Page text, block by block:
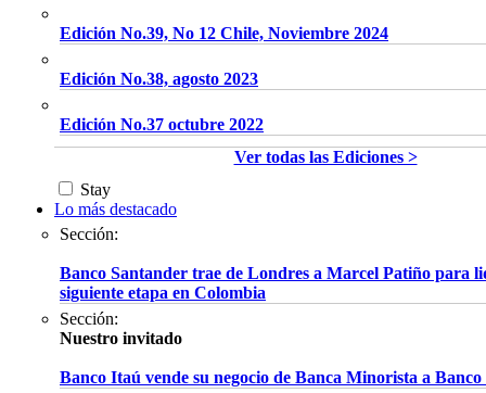
Edición No.39, No 12 Chile, Noviembre 2024
Edición No.38, agosto 2023
Edición No.37 octubre 2022
Ver todas las Ediciones >
Stay
Lo más destacado
Sección:
Banco Santander trae de Londres a Marcel Patiño para
siguiente etapa en Colombia
Sección:
Nuestro invitado
Banco Itaú vende su negocio de Banca Minorista a Banco